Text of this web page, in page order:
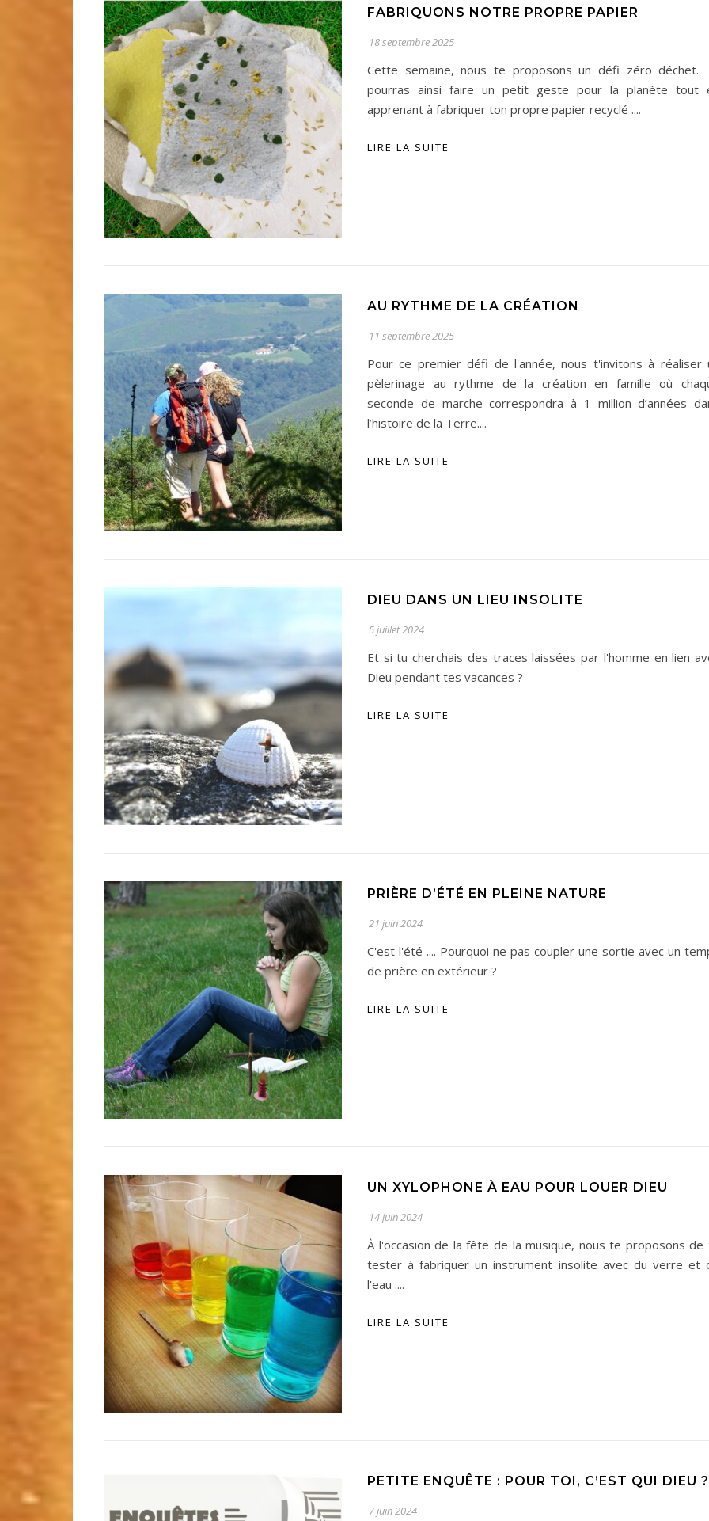
FABRIQUONS NOTRE PROPRE PAPIER
18 septembre 2025
Cette semaine, nous te proposons un défi zéro déchet.
pourras ainsi faire un petit geste pour la planète tout
apprenant à fabriquer ton propre papier recyclé ....
LIRE LA SUITE
AU RYTHME DE LA CRÉATION
11 septembre 2025
Pour ce premier défi de l'année, nous t'invitons à réaliser
pèlerinage au rythme de la création en famille où
seconde de marche correspondra à 1 million d’années
l’histoire de la Terre....
LIRE LA SUITE
DIEU DANS UN LIEU INSOLITE
5 juillet 2024
Et si tu cherchais des traces laissées par l'homme en lien
Dieu pendant tes vacances ?
LIRE LA SUITE
PRIÈRE D’ÉTÉ EN PLEINE NATURE
21 juin 2024
C'est l'été .... Pourquoi ne pas coupler une sortie avec un
de prière en extérieur ?
LIRE LA SUITE
UN XYLOPHONE À EAU POUR LOUER DIEU
14 juin 2024
À l'occasion de la fête de la musique, nous te proposons de
tester à fabriquer un instrument insolite avec du verre et
l'eau ....
LIRE LA SUITE
PETITE ENQUÊTE : POUR TOI, C’EST QUI DIEU ?
7 juin 2024